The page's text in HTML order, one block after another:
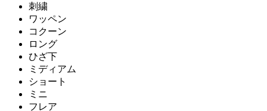
刺繍
ワッペン
コクーン
ロング
ひざ下
ミディアム
ショート
ミニ
フレア